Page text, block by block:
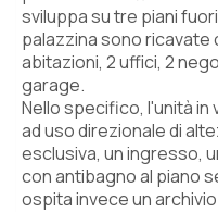
sviluppa su tre piani
palazzina sono
abitazioni, 2 uffici, 2
garage.
Nello specifico, l'unità in
ad uso direzionale di
esclusiva, un ingresso,
con antibagno al piano
ospita invece un